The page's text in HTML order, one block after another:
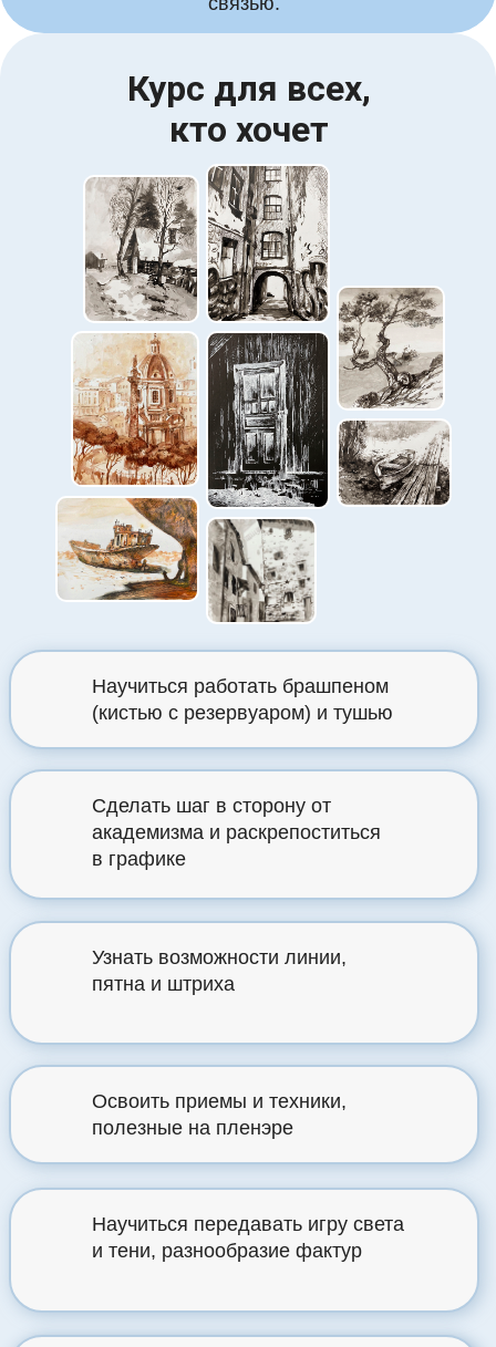
Записаться на курс
Курс для всех,
кто хочет
Научиться работать брашпеном
(кистью с резервуаром) и тушью
Освоить приемы и техники,
полезные на пленэре
Научиться передавать игру света
и тени, разнообразие фактур
Сделать шаг в сторону от
академизма и раскрепоститься
в графике
Узнать возможности линии,
пятна и штриха